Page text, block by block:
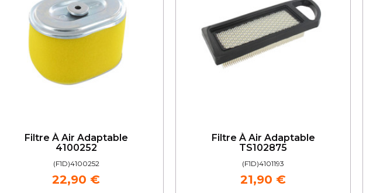
Filtre À Air Adaptable
4100252
(F1D)4100252
22,90 €
Filtre À Air Adaptable
TS102875
(F1D)4101193
21,90 €